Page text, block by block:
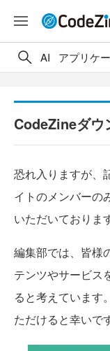
AI アプリケ
CodeZineダウ
恐れ入りますが、
イトのメンバーの
いただいておりま
編集部では、皆様
テンツやサービス
ると考えています
ただけると幸いで